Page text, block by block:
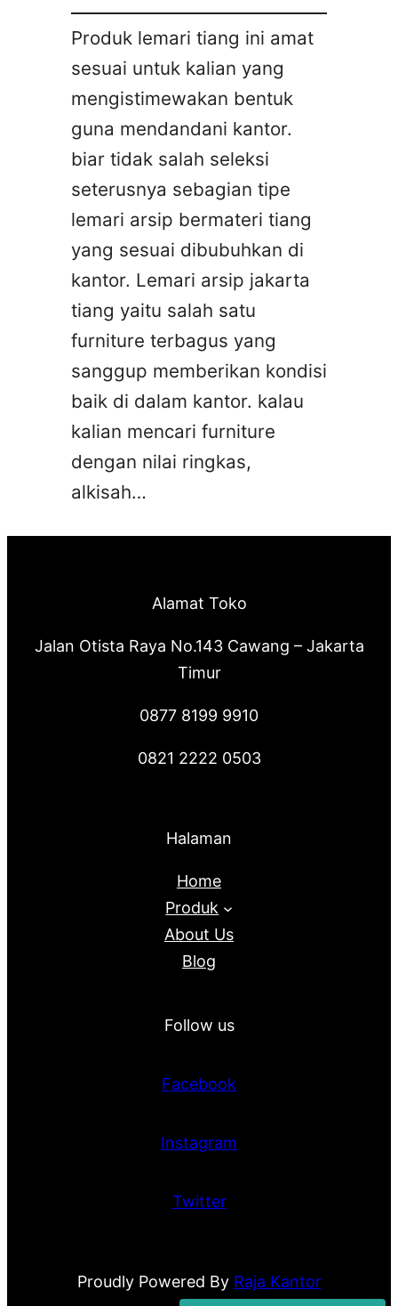
Produk lemari tiang ini amat
sesuai untuk kalian yang
mengistimewakan bentuk
guna mendandani kantor.
biar tidak salah seleksi
seterusnya sebagian tipe
lemari arsip bermateri tiang
yang sesuai dibubuhkan di
kantor. Lemari arsip jakarta
tiang yaitu salah satu
furniture terbagus yang
sanggup memberikan kondisi
baik di dalam kantor. kalau
kalian mencari furniture
dengan nilai ringkas,
alkisah…
Alamat Toko
Jalan Otista Raya No.143 Cawang – Jakarta
Timur
0877 8199 9910
0821 2222 0503
Halaman
Home
Produk
About Us
Blog
Follow us
Facebook
Instagram
Twitter
Proudly Powered By Raja Kantor